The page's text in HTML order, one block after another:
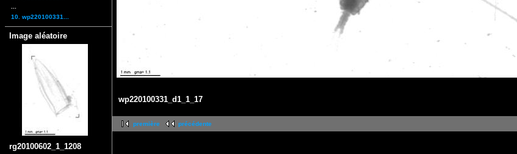
10. wp220100331...
Image aléatoire
rg20100602_1_1208
wp220100331_d1_1_17
première précédente